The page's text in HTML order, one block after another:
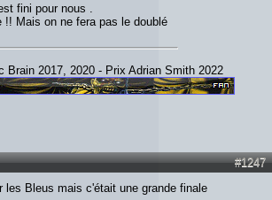
fini pour nous .
!! Mais on ne fera pas le doublé
Brain 2017, 2020 - Prix Adrian Smith 2022
#1247
les Bleus mais c'était une grande finale